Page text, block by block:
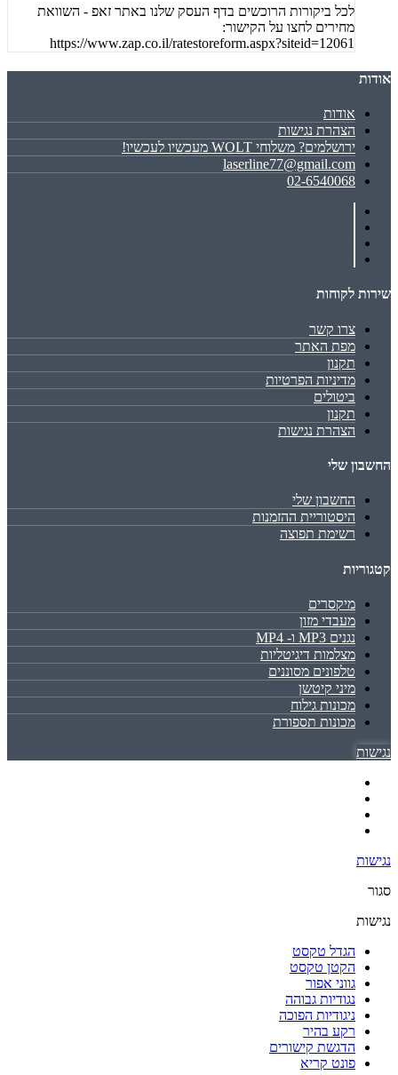
לכל ביקורות הרוכשים בדף העסק שלנו באתר זאפ - השוואת
מחירים לחצו על הקישור:
https://www.zap.co.il/ratestoreform.aspx?siteid=12061
אודות
אודות
הצהרת נגישות
ירושלמים? משלוחי WOLT מעכשיו לעכשיו!
laserline77@gmail.com
02-6540068
שירות לקוחות
צרו קשר
מפת האתר
תקנון
מדיניות הפרטיות
ביטולים
תקנון
הצהרת נגישות
החשבון שלי
החשבון שלי
היסטוריית ההזמנות
רשימת תפוצה
קטגוריות
מיקסרים
מעבדי מזון
נגנים MP3 ו- MP4
מצלמות דיגיטליות
טלפונים מסוננים
מיני קיטשן
מכונות גילוח
מכונות תספורת
נגישות
נגישות
סגור
נגישות
הגדל טקסט
הקטן טקסט
גווני אפור
נגודיות גבוהה
ניגודיות הפוכה
רקע בהיר
הדגשת קישורים
פונט קריא